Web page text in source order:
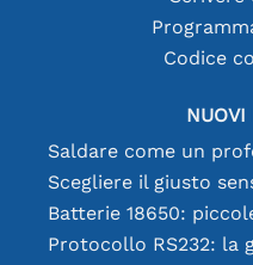
Codice
NUOVI
Protocollo RS232: la